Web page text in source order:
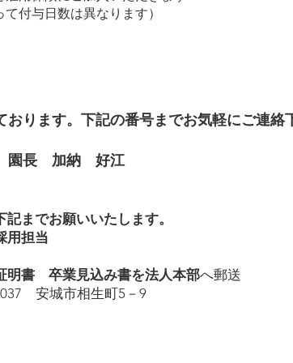
付与日数は異なります）
おります。下記の番号までお気軽にご連絡
園長 加納 好江
までお願いいたします。
担当
卒業見込み書を法人本部へ郵送
安城市相生町5－9